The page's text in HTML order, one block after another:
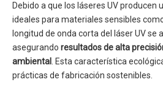
Debido a que los láseres UV producen
ideales para materiales sensibles
longitud de onda corta del láser UV se
asegurando resultados de alta
ambiental
. Esta característica
prácticas de fabricación sostenibles.